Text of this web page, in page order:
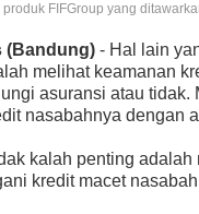
produk FIFGroup yang
(Bandung) - Hal lain
melihat keamanan
asuransi atau
nasabahnya dengan
kalah penting
kredit macet